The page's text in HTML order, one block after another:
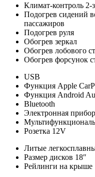
Климат-контроль 2-
Подогрев сидений
пассажиров
Подогрев руля
Обогрев зеркал
Обогрев лобового
Обогрев форсунок
USB
Функция Apple
Функция Android
Bluetooth
Электронная
Розетка 12V
Литые
Размер дисков 18″
Рейлинги на крыше